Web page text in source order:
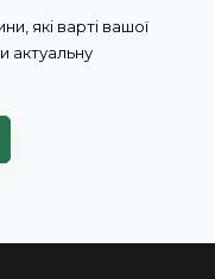
які варті вашої
актуальну